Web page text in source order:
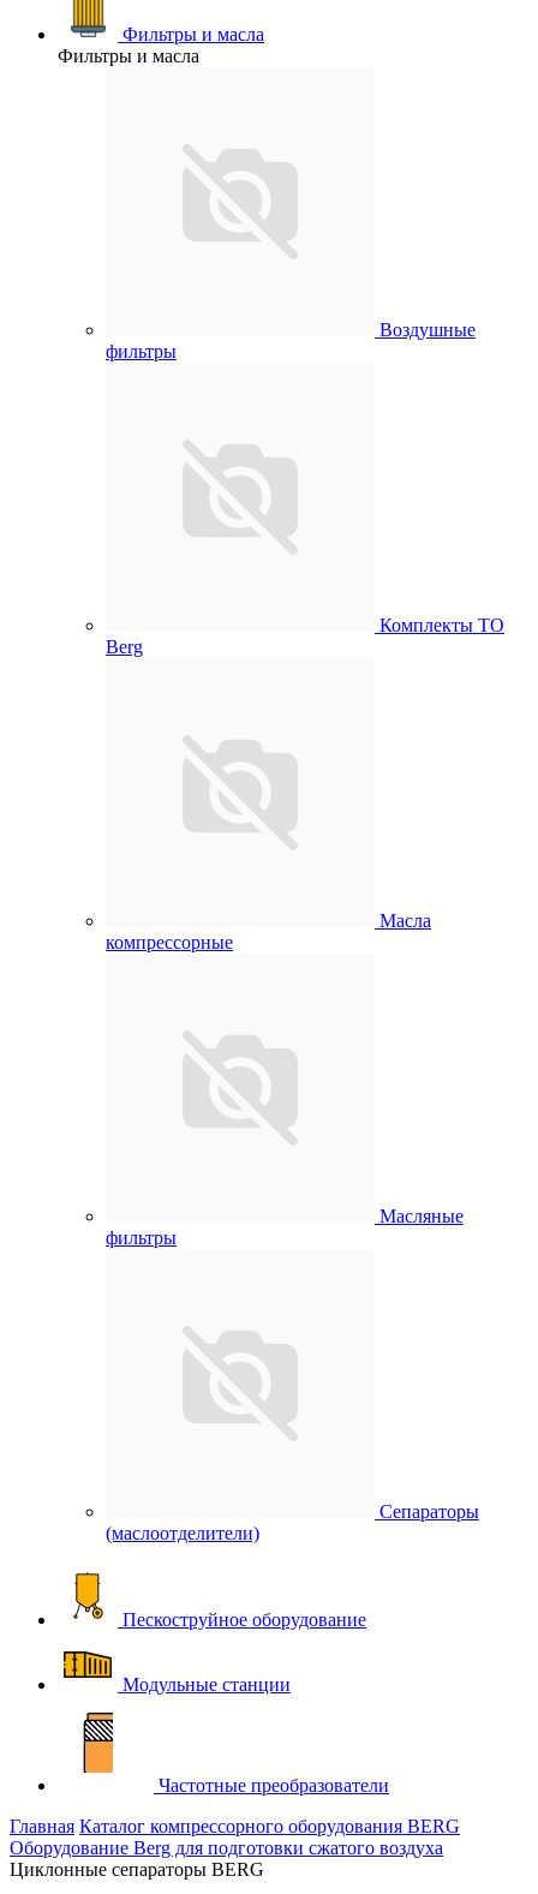
Фильтры и масла
Фильтры и масла
Воздушные
фильтры
Комплекты ТО
Berg
Масла
компрессорные
Масляные
фильтры
Сепараторы
(маслоотделители)
Пескоструйное оборудование
Модульные станции
Частотные преобразователи
Главная Каталог компрессорного оборудования BERG
Оборудование Berg для подготовки сжатого воздуха
Циклонные сепараторы BERG